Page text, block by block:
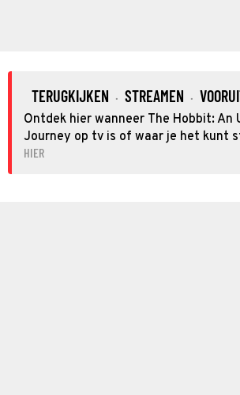
TERUGKIJKEN · STREAMEN ·
Ontdek hier wanneer The Hobbit: An
Journey op tv is of waar je het kunt
HIER